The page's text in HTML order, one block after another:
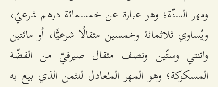
ومهر السنّة؛ وهو عبارة عن خمسمائة درهم شرعيّ،
ويُساوي ثلاثمائة وخمسين مثقالًا شرعيًّا، أو مائتين
واثنتي وستّين ونصف مثقال صيرفيّ من الفضّة
المسكوكة؛ وهو المهر المـُعادل للثمن الذي بيع به